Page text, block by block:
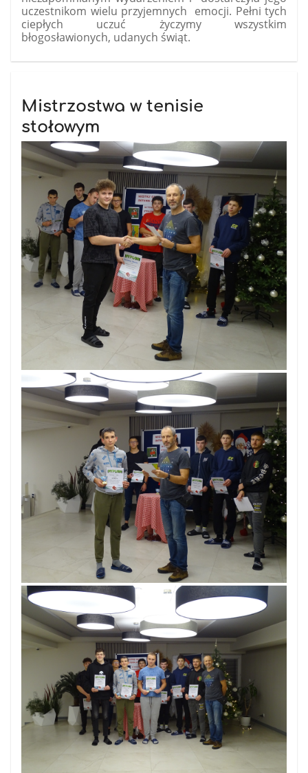
uczestnikom wielu przyjemnych emocji. Pełni tych
ciepłych uczuć życzymy wszystkim
błogosławionych, udanych świąt.
Mistrzostwa w tenisie
stołowym